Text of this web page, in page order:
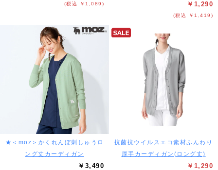
(税込 ￥1,089) ￥1,290
(税込 ￥1,419)
★＜moz＞かくれんぼ刺しゅうロ
ング丈カーディガン
￥3,490
抗菌抗ウイルスエコ素材ふんわり
厚手カーディガン(ロング丈)
￥1,290